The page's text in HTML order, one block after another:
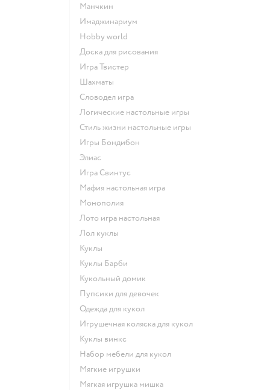
Манчкин
Имаджинариум
Hobby world
Доска для рисования
Игра Твистер
Шахматы
Словодел игра
Логические настольные игры
Стиль жизни настольные игры
Игры Бондибон
Элиас
Игра Свинтус
Мафия настольная игра
Монополия
Лото игра настольная
Лол куклы
Куклы
Куклы Барби
Кукольный домик
Пупсики для девочек
Одежда для кукол
Игрушечная коляска для кукол
Куклы винкс
Набор мебели для кукол
Мягкие игрушки
Мягкая игрушка мишка